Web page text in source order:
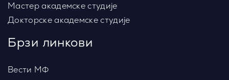
Мастер академске студије
Докторске академске студије
Брзи линкови
Вести МФ